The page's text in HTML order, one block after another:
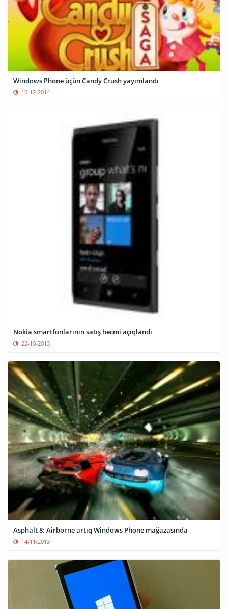
Windows Phone üçün Candy Crush yayımlandı
16-12-2014
Nokia smartfonlarının satış həcmi açıqlandı
22-10-2013
Asphalt 8: Airborne artıq Windows Phone mağazasında
14-11-2013